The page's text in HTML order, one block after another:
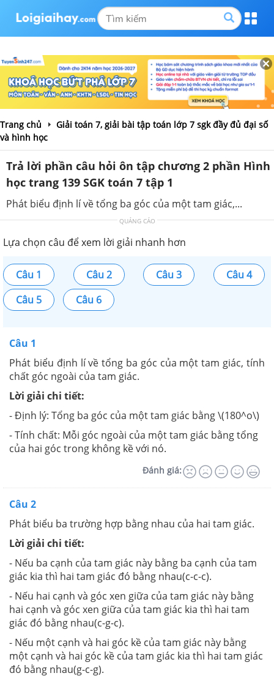
Trang chủ
Giải toán 7, giải bài tập toán lớp 7 sgk đầy đủ đại số
và hình học
Trả lời phần câu hỏi ôn tập chương 2 phần Hình
học trang 139 SGK toán 7 tập 1
Phát biểu định lí về tổng ba góc của một tam giác,...
QUẢNG CÁO
Lựa chọn câu để xem lời giải nhanh hơn
Câu 1 Câu 2 Câu 3
Câu 4
Câu 5
Câu 6
Câu 1
Phát biểu định lí về tổng ba góc của một tam giác, tính
chất góc ngoài của tam giác.
Lời giải chi tiết:
- Định lý: Tổng ba góc của một tam giác bằng \(180^o\)
- Tính chất: Mỗi góc ngoài của một tam giác bằng tổng
của hai góc trong không kề với nó.
Đánh giá:
Câu 2
Phát biểu ba trường hợp bằng nhau của hai tam giác.
Lời giải chi tiết:
- Nếu ba cạnh của tam giác này bằng ba cạnh của tam
giác kia thì hai tam giác đó bằng nhau(c-c-c).
- Nếu hai cạnh và góc xen giữa của tam giác này bằng
hai cạnh và góc xen giữa của tam giác kia thì hai tam
giác đó bằng nhau(c-g-c).
- Nếu một cạnh và hai góc kề của tam giác này bằng
một cạnh và hai góc kề của tam giác kia thì hai tam giác
đó bằng nhau(g-c-g).